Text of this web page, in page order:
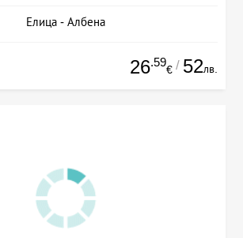
Елица - Албена
26.59
€ / 52лв.